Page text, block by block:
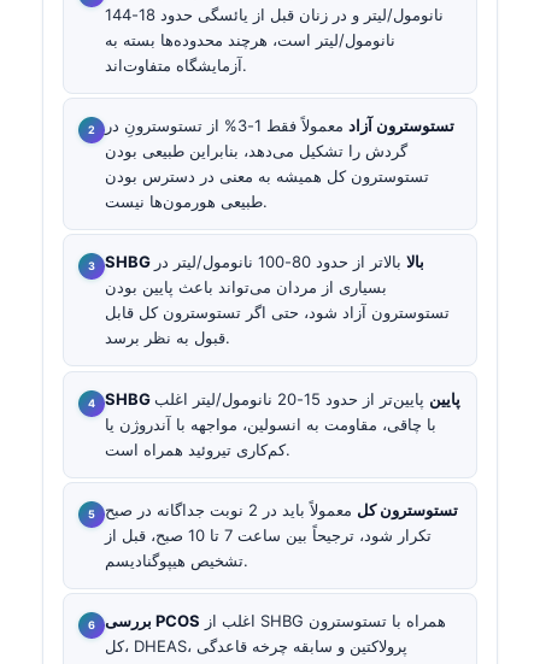
نانومول/لیتر و در زنان قبل از یائسگی حدود 18-144
نانومول/لیتر است، هرچند محدوده‌ها بسته به
آزمایشگاه متفاوت‌اند.
تستوسترون آزاد
معمولاً فقط 1-3% از تستوسترونِ در
گردش را تشکیل می‌دهد، بنابراین طبیعی بودن
تستوسترون کل همیشه به معنی در دسترس بودن
طبیعی هورمون‌ها نیست.
SHBG بالا
بالاتر از حدود 80-100 نانومول/لیتر در
بسیاری از مردان می‌تواند باعث پایین بودن
تستوسترون آزاد شود، حتی اگر تستوسترون کل قابل
قبول به نظر برسد.
SHBG پایین
پایین‌تر از حدود 15-20 نانومول/لیتر اغلب
با چاقی، مقاومت به انسولین، مواجهه با آندروژن یا
کم‌کاری تیروئید همراه است.
تستوسترون کل
معمولاً باید در 2 نوبت جداگانه در صبح
تکرار شود، ترجیحاً بین ساعت 7 تا 10 صبح، قبل از
تشخیص هیپوگنادیسم.
بررسی PCOS
کل، DHEAS، پرولاکتین و سابقه چرخه قاعدگی